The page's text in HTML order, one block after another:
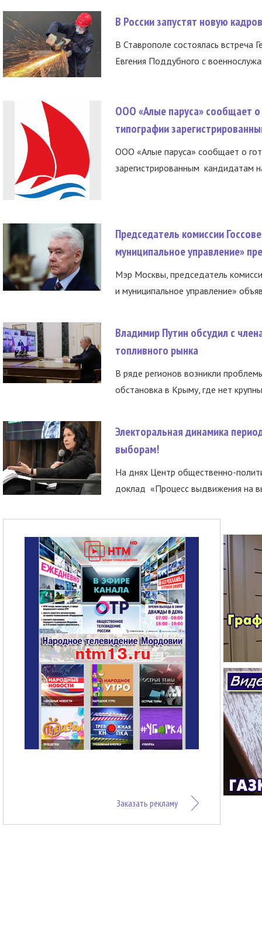
В России запустят новую
В Ставрополе состоялась встреча
Евгения Поддубного с
ООО «Алые паруса» сообщает о
типографии
ООО «Алые паруса» сообщает о
зарегистрированным кандидатам
Председатель комиссии
муниципальное управление»
Мэр Москвы, председатель
и муниципальное управление»
Владимир Путин обсудил с
топливного рынка
В ряде регионов возникли
обстановка в Крыму, где нет
Электоральная динамика
выборам!
На днях Центр общественно-
доклад «Процесс выдвижения на
Заказать рекламу